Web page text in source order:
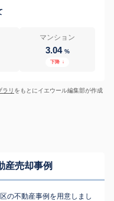
マンション
3.04 %
下降 ↓
ラリ をもとにイエウール編集部が作成
産売却事例
の不動産事例を用意しまし